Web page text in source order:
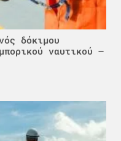
δόκιμου
ναυτικού –